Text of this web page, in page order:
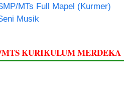
MTs Full Mapel (Kurmer)
Musik
MTS KURIKULUM MERDEKA